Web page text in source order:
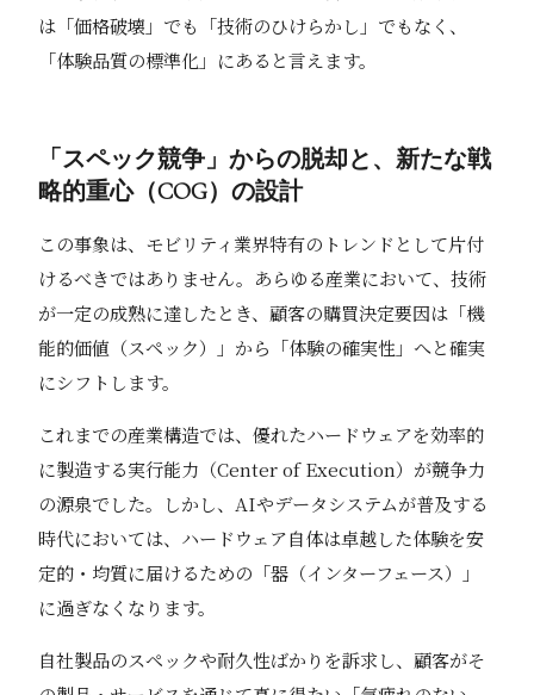
は「価格破壊」でも「技術のひけらかし」でもなく、
「体験品質の標準化」にあると言えます。
「スペック競争」からの脱却と、新たな戦
略的重心（COG）の設計
この事象は、モビリティ業界特有のトレンドとして片付
けるべきではありません。あらゆる産業において、技術
が一定の成熟に達したとき、顧客の購買決定要因は「機
能的価値（スペック）」から「体験の確実性」へと確実
にシフトします。
これまでの産業構造では、優れたハードウェアを効率的
に製造する実行能力（Center of Execution）が競争力
の源泉でした。しかし、AIやデータシステムが普及する
時代においては、ハードウェア自体は卓越した体験を安
定的・均質に届けるための「器（インターフェース）」
に過ぎなくなります。
自社製品のスペックや耐久性ばかりを訴求し、顧客がそ